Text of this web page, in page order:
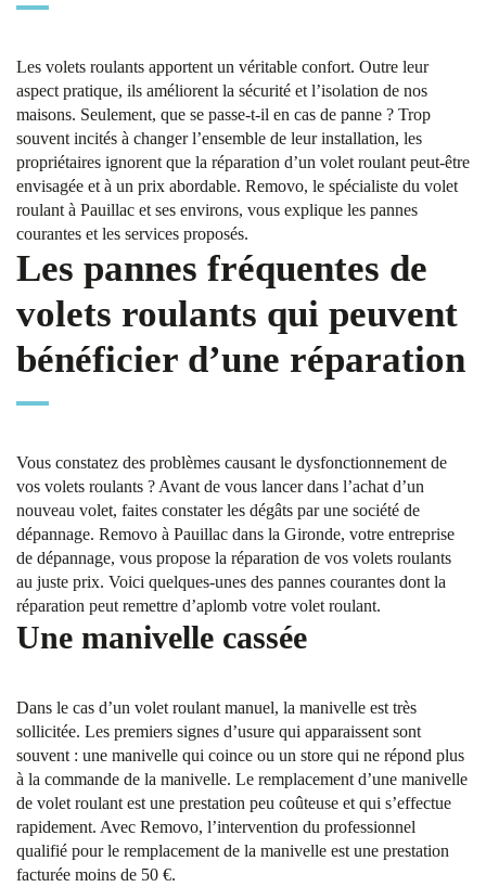
Les volets roulants apportent un véritable confort. Outre leur
aspect pratique, ils améliorent la sécurité et l’isolation de nos
maisons. Seulement, que se passe-t-il en cas de panne ? Trop
souvent incités à changer l’ensemble de leur installation, les
propriétaires ignorent que la réparation d’un volet roulant peut-être
envisagée et à un prix abordable. Removo, le spécialiste du volet
roulant à Pauillac et ses environs, vous explique les pannes
courantes et les services proposés.
Les pannes fréquentes de
volets roulants qui peuvent
bénéficier d’une réparation
Vous constatez des problèmes causant le dysfonctionnement de
vos volets roulants ? Avant de vous lancer dans l’achat d’un
nouveau volet, faites constater les dégâts par une société de
dépannage. Removo à Pauillac dans la Gironde, votre entreprise
de dépannage, vous propose la réparation de vos volets roulants
au juste prix. Voici quelques-unes des pannes courantes dont la
réparation peut remettre d’aplomb votre volet roulant.
Une manivelle cassée
Dans le cas d’un volet roulant manuel, la manivelle est très
sollicitée. Les premiers signes d’usure qui apparaissent sont
souvent : une manivelle qui coince ou un store qui ne répond plus
à la commande de la manivelle. Le remplacement d’une manivelle
de volet roulant est une prestation peu coûteuse et qui s’effectue
rapidement. Avec Removo, l’intervention du professionnel
qualifié pour le remplacement de la manivelle est une prestation
facturée moins de 50 €.